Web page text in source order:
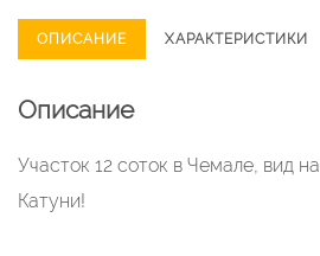
ОПИСАНИЕ ХАРАКТЕРИСТИКИ
Описание
Участок 12 соток в Чемале, вид
Катуни!